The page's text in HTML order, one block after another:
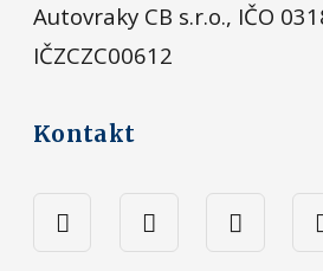
Autovraky CB s.r.o., IČO
IČZCZC00612
Kontakt